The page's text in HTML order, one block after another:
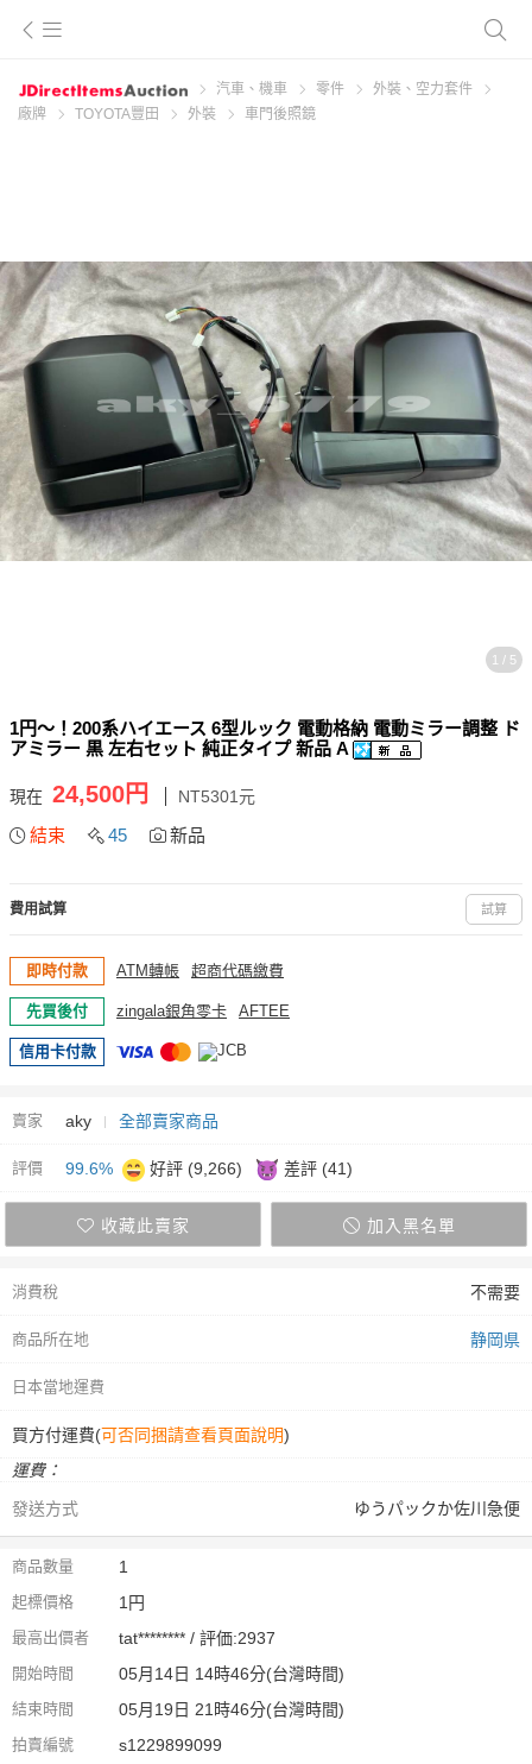
汽車、機車 零件
外裝、空力套件
廠牌
TOYOTA豐田 外裝 車門後照鏡
1 / 5
1円～！200系ハイエース 6型ルック 電動格納 電動ミラー調整 ド
アミラー 黒 左右セット 純正タイプ 新品 A
現在 24,500円 NT5301元
結束 45 新品
費用試算 試算
即時付款 ATM轉帳 超商代碼繳費
先買後付 zingala銀角零卡 AFTEE
信用卡付款
賣家 aky 全部賣家商品
評價 99.6% 好評 (9,266) 差評 (41)
收藏此賣家 加入黑名單
消費稅 不需要
商品所在地 静岡県
日本當地運費
買方付運費(可否同捆請查看頁面說明)
運費：
發送方式
ゆうパックか佐川急便
商品數量 1
起標價格 1円
最高出價者 tat******** / 評価:2937
開始時間 05月14日 14時46分(台灣時間)
結束時間 05月19日 21時46分(台灣時間)
拍賣編號 s1229899099